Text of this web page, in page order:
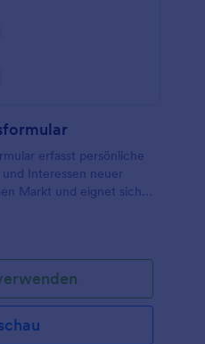
erfasst persönliche
Interessen neuer
Markt und eignet sich
digitalen Registrierung.